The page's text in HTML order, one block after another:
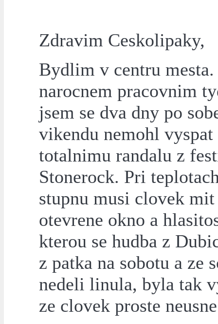
Zdravim Ceskolipaky,
Bydlim v centru mesta.
narocnem pracovnim
jsem se dva dny po
vikendu nemohl
totalnimu randalu z
Stonerock. Pri
stupnu musi clovek mit
otevrene okno a
kterou se hudba z
z patka na sobotu a ze
nedeli linula, byla tak
ze clovek proste